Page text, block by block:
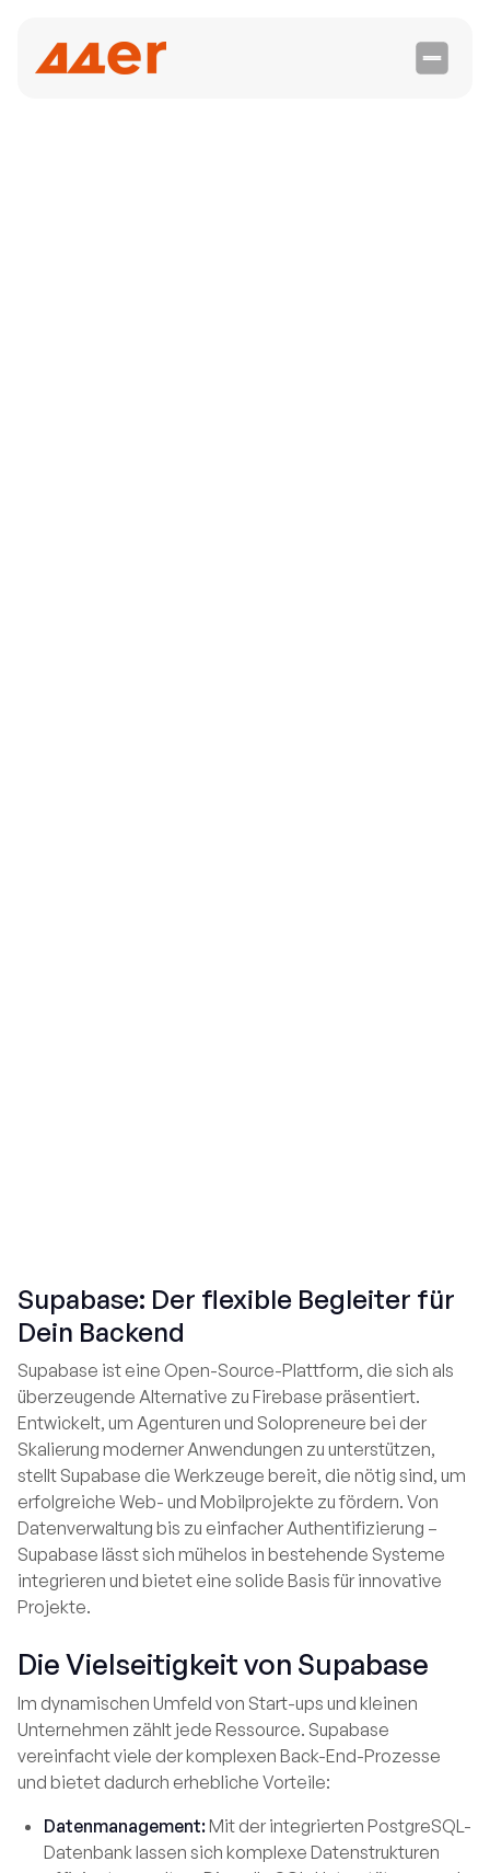
Supabase: Der flexible Begleiter für
Dein Backend
Supabase ist eine Open-Source-Plattform, die sich als
überzeugende Alternative zu Firebase präsentiert.
Entwickelt, um Agenturen und Solopreneure bei der
Skalierung moderner Anwendungen zu unterstützen,
stellt Supabase die Werkzeuge bereit, die nötig sind, um
erfolgreiche Web- und Mobilprojekte zu fördern. Von
Datenverwaltung bis zu einfacher Authentifizierung –
Supabase lässt sich mühelos in bestehende Systeme
integrieren und bietet eine solide Basis für innovative
Projekte.
Die Vielseitigkeit von Supabase
Im dynamischen Umfeld von Start-ups und kleinen
Unternehmen zählt jede Ressource. Supabase
vereinfacht viele der komplexen Back-End-Prozesse
und bietet dadurch erhebliche Vorteile:
Datenmanagement:Mit der integrierten PostgreSQL-
Datenbank lassen sich komplexe Datenstrukturen